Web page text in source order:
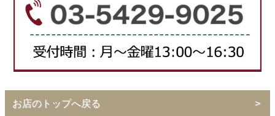
お店のトップへ戻る